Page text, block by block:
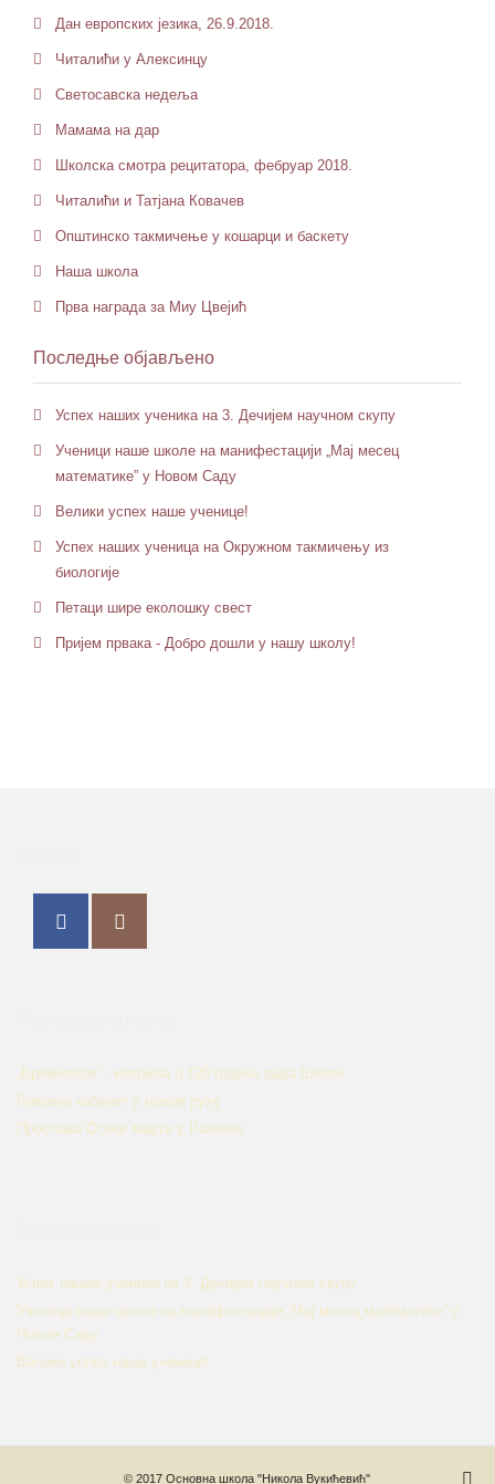
Дан европских језика, 26.9.2018.
Читалићи у Алексинцу
Светосавска недеља
Мамама на дар
Школска смотра рецитатора, фебруар 2018.
Читалићи и Татјана Ковачев
Општинско такмичење у кошарци и баскету
Наша школа
Прва награда за Миу Цвејић
Последње објављено
Успех наших ученика на 3. Дечијем научном скупу
Ученици наше школе на манифестацији „Мај месец
математике” у Новом Саду
Велики успех наше ученице!
Успех наших ученица на Окружном такмичењу из
биологије
Петaци шире еколошку свест
Пријем првака - Добро дошли у нашу школу!
„Времеплов“ - изложба о 120 година рада Школе
Ликовни кабинет у новом руху
Прослава Осмог марта у Ранчеву
Успех наших ученика на 3. Дечијем научном скупу
Ученици наше школе на манифестацији „Мај месец математике” у
Новом Саду
Велики успех наше ученице!
© 2017Основна школа "Никола Вукићевић"